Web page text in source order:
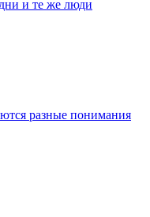
и те же люди
разные понимания